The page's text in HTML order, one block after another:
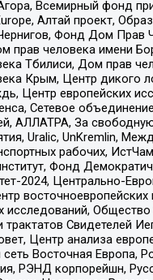
Всемирный фонд
Алтай проект,
Фонд Дом Прав
прав человека имени
Тбилиси, Дом прав
Крым, Центр дикого
Центр европейских
Сетевое
АЛЛАТРА, За
Uralic, UnKremlin,
рабочих,
Фонд
2024, Центрально-
восточноевропейских
исследований,
Свидетелей
Центр анализа
Восточная Европа,
РЭНД корпорейшн,